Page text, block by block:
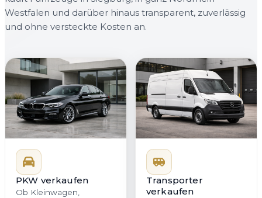
Westfalen und darüber hinaus transparent, zuverlässig
und ohne versteckte Kosten an.
PKW verkaufen
Ob Kleinwagen,
Transporter
verkaufen